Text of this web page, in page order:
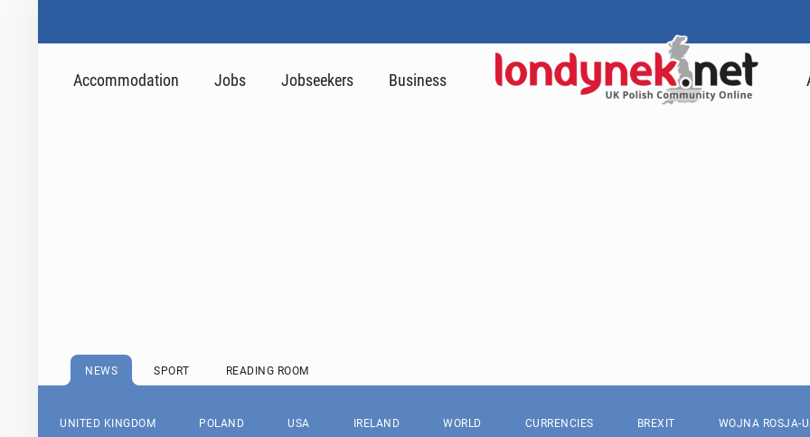
Accommodation Jobs Jobseekers Business
NEWS SPORT READING ROOM
UNITED KINGDOM POLAND USA IRELAND WORLD CURRENCIES BREXIT WOJNA ROSJA-